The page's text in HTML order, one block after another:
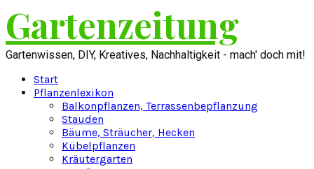
Gartenzeitung
Gartenwissen, DIY, Kreatives, Nachhaltigkeit - mach' doch mit!
Start
Pflanzenlexikon
Balkonpflanzen, Terrassenbepflanzung
Stauden
Bäume, Sträucher, Hecken
Kübelpflanzen
Kräutergarten